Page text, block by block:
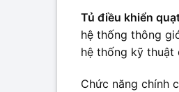
Tủ điều khiển
hệ thống thông
hệ thống kỹ thuật
Chức năng chính